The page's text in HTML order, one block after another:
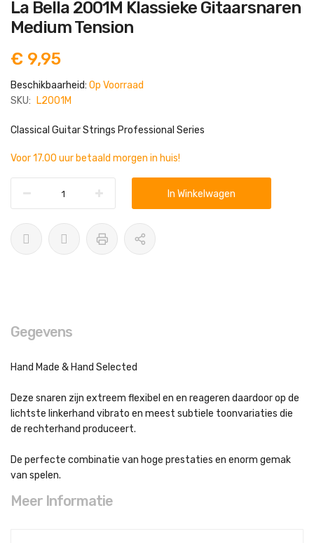
naar
het
begin
de
afbeeldingen-
La Bella 2001M Klassieke Gitaarsnaren
Medium Tension
€ 9,95
Beschikbaarheid: Op Voorraad
SKU:
L2001M
Classical Guitar Strings Professional Series
Voor 17.00 uur betaald morgen in huis!
In Winkelwagen
Gegevens
Hand Made & Hand Selected
Deze snaren zijn extreem flexibel en en reageren daardoor op de
lichtste linkerhand vibrato en meest subtiele toonvariaties die
de rechterhand produceert.
De perfecte combinatie van hoge prestaties en enorm gemak
van spelen.
Meer Informatie